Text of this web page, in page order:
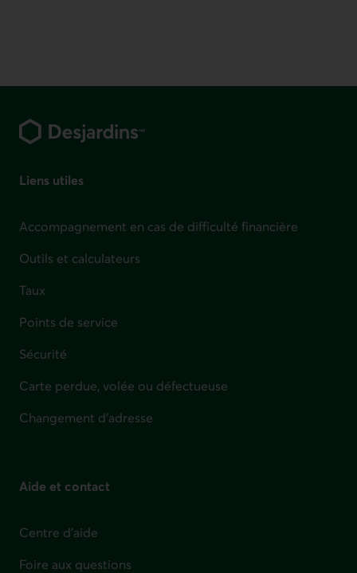
Liens utiles
Accompagnement en cas de difficulté financière
Outils et calculateurs
Taux
Points de service
Sécurité
Carte perdue, volée ou défectueuse
Changement d'adresse
Aide et contact
Centre d'aide
Foire aux questions